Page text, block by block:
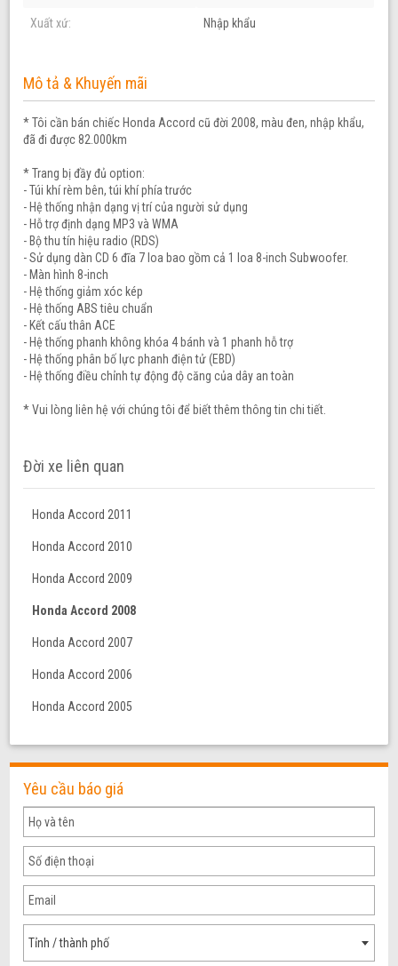
Xuất xứ: Nhập khẩu
Mô tả & Khuyến mãi
* Tôi cần bán chiếc Honda Accord cũ đời 2008, màu đen, nhập khẩu,
đã đi được 82.000km
* Trang bị đầy đủ option:
- Túi khí rèm bên, túi khí phía trước
- Hệ thống nhận dạng vị trí của người sử dụng
- Hỗ trợ định dạng MP3 và WMA
- Bộ thu tín hiệu radio (RDS)
- Sử dụng dàn CD 6 đĩa 7 loa bao gồm cả 1 loa 8-inch Subwoofer.
- Màn hình 8-inch
- Hệ thống giảm xóc kép
- Hệ thống ABS tiêu chuẩn
- Kết cấu thân ACE
- Hệ thống phanh không khóa 4 bánh và 1 phanh hỗ trợ
- Hệ thống phân bố lực phanh điện tử (EBD)
- Hệ thống điều chỉnh tự động độ căng của dây an toàn
* Vui lòng liên hệ với chúng tôi để biết thêm thông tin chi tiết.
Đời xe liên quan
Honda Accord 2011
Honda Accord 2010
Honda Accord 2009
Honda Accord 2008
Honda Accord 2007
Honda Accord 2006
Honda Accord 2005
Yêu cầu báo giá
Tỉnh / thành phố